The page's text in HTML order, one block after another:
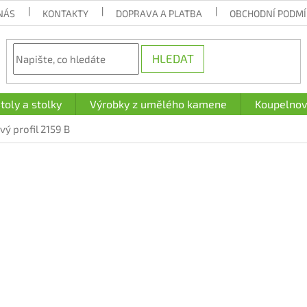
KONTAKTY DOPRAVA A PLATBA OBCHODNÍ
HLEDAT
a stolky Výrobky z umělého kamene
profil 2159 B